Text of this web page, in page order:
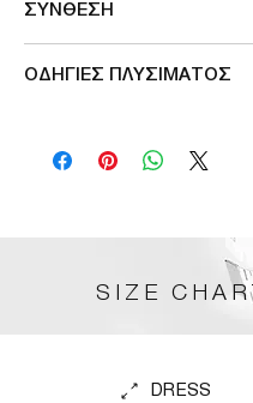
ΣΥΝΘΕΣΗ
ΟΔΗΓΙΕΣ ΠΛΥΣΙΜΑΤΟΣ
SIZE
DRESS